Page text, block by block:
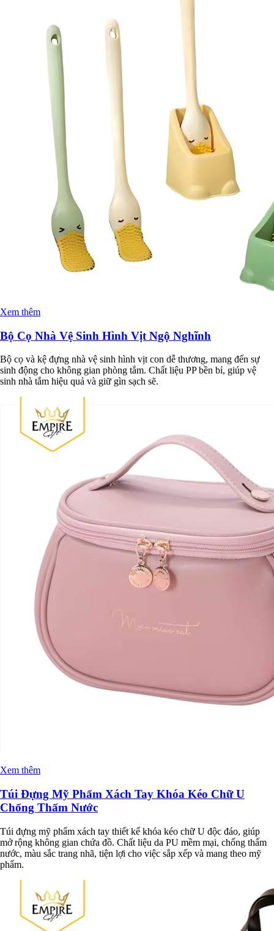
Xem thêm
Bộ Cọ Nhà Vệ Sinh Hình Vịt Ngộ Nghĩnh
Bộ cọ và kệ đựng nhà vệ sinh hình vịt con dễ thương, mang đến sự
sinh động cho không gian phòng tắm. Chất liệu PP bền bỉ, giúp vệ
sinh nhà tắm hiệu quả và giữ gìn sạch sẽ.
Xem thêm
Túi Đựng Mỹ Phẩm Xách Tay Khóa Kéo Chữ U
Chống Thấm Nước
Túi đựng mỹ phẩm xách tay thiết kế khóa kéo chữ U độc đáo, giúp
mở rộng không gian chứa đồ. Chất liệu da PU mềm mại, chống thấm
nước, màu sắc trang nhã, tiện lợi cho việc sắp xếp và mang theo mỹ
phẩm.